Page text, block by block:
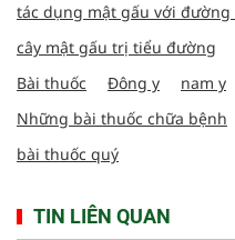
tác dụng mật gấu với đường
cây mật gấu trị tiểu đường
Bài thuốc
Đông y nam y
Những bài thuốc chữa bệnh
bài thuốc quý
TIN LIÊN QUAN